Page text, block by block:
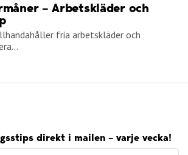
– Arbetskläder och
fria arbetskläder och
direkt i mailen – varje vecka!